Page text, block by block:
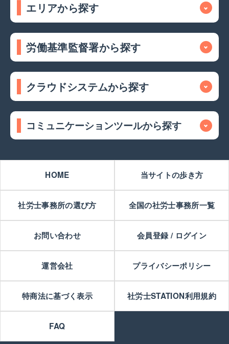
エリアから探す
労働基準監督署から探す
クラウドシステムから探す
コミュニケーションツールから探す
HOME 当サイトの歩き方
社労士事務所の選び方 全国の社労士事務所一覧
お問い合わせ 会員登録 / ログイン
運営会社 プライバシーポリシー
特商法に基づく表示 社労士STATION利用規約
FAQ